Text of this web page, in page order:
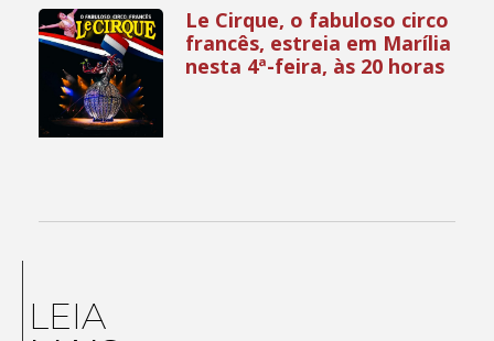
Le Cirque, o fabuloso circo
francês, estreia em Marília
nesta 4ª-feira, às 20 horas
LEIA